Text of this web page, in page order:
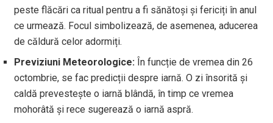
peste flăcări ca ritual pentru a fi sănătoși și fericiți în anul
ce urmează. Focul simbolizează, de asemenea, aducerea
de căldură celor adormiți.
Previziuni Meteorologice: În funcție de vremea din 26
octombrie, se fac predicții despre iarnă. O zi însorită și
caldă prevestește o iarnă blândă, în timp ce vremea
mohorâtă și rece sugerează o iarnă aspră.